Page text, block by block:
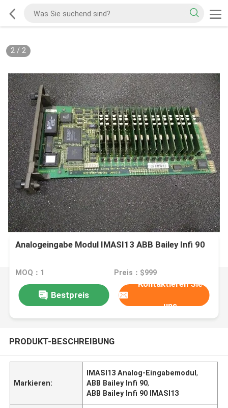
2/ 2
Analogeingabe Modul IMASI13 ABB Bailey Infi 90
MOQ：1 Preis：$999
Bestpreis
Kontaktieren Sie
uns
PRODUKT-BESCHREIBUNG
Markieren:
IMASI13 Analog-Eingabemodul,
ABB Bailey Infi 90,
ABB Bailey Infi 90 IMASI13